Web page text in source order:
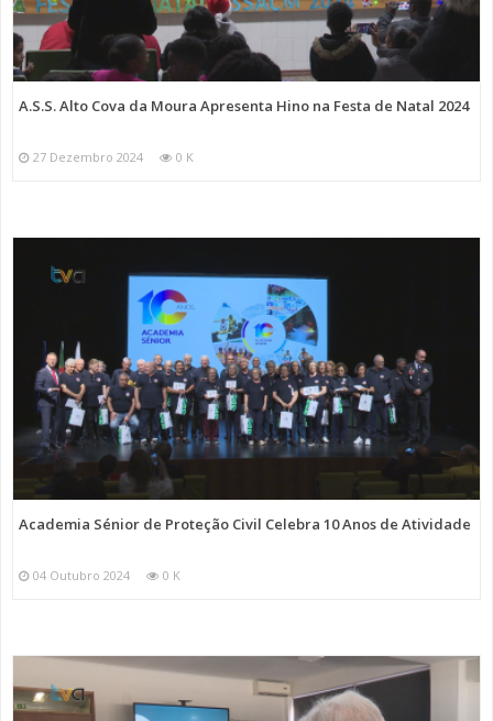
A.S.S. Alto Cova da Moura Apresenta Hino na Festa de Natal 2024
27 Dezembro 2024 0 K
Academia Sénior de Proteção Civil Celebra 10 Anos de Atividade
04 Outubro 2024 0 K